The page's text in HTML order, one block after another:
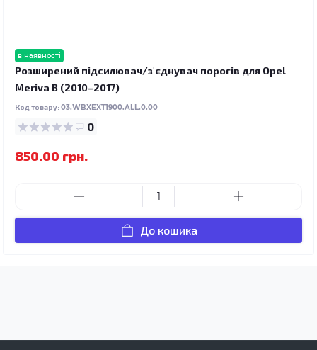
в наявності
Розширений підсилювач/з'єднувач порогів для Opel
Meriva B (2010–2017)
Код товару:03.WBXEXT1900.ALL.0.00
0
850.00 грн.
До кошика